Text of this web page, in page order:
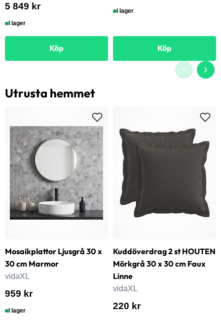
5 849 kr
I lager
Köp
I lager
Köp
Utrusta hemmet
Mosaikplattor Ljusgrå 30 x
30 cm Marmor
vidaXL
959 kr
I lager
Kuddöverdrag 2 st HOUTEN
Mörkgrå 30 x 30 cm Faux
Linne
vidaXL
220 kr